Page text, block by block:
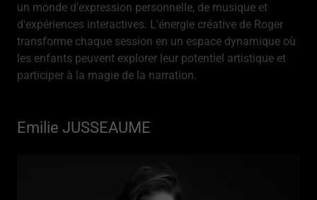
un monde d'expression personnelle, de musique et
d'expériences interactives. L'énergie créative de Roger
transforme chaque session en un espace dynamique où
les enfants peuvent explorer leur potentiel artistique et
participer à la magie de la narration.
Emilie JUSSEAUME